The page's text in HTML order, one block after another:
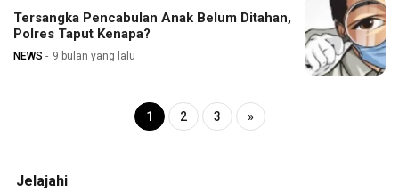
Tersangka Pencabulan Anak Belum Ditahan,
Polres Taput Kenapa?
NEWS 9 bulan yang lalu
1 2 3 »
Jelajahi